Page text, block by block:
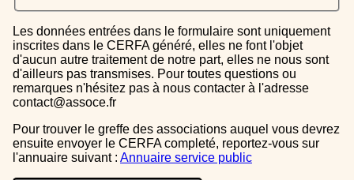
Les données entrées dans le formulaire sont uniquement
inscrites dans le CERFA généré, elles ne font l'objet
d'aucun autre traitement de notre part, elles ne nous sont
d'ailleurs pas transmises. Pour toutes questions ou
remarques n'hésitez pas à nous contacter à l'adresse
contact@assoce.fr
Pour trouver le greffe des associations auquel vous devrez
ensuite envoyer le CERFA completé, reportez-vous sur
l'annuaire suivant : Annuaire service public